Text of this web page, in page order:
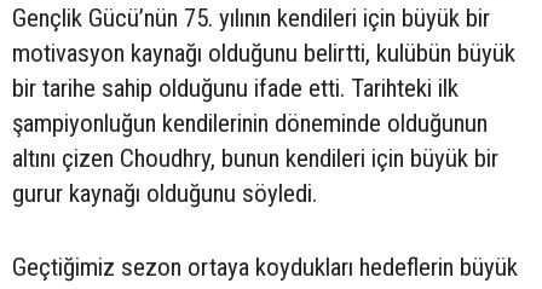
Gençlik Gücü’nün 75. yılının kendileri için büyük bir
motivasyon kaynağı olduğunu belirtti, kulübün büyük
bir tarihe sahip olduğunu ifade etti. Tarihteki ilk
şampiyonluğun kendilerinin döneminde olduğunun
altını çizen Choudhry, bunun kendileri için büyük bir
gurur kaynağı olduğunu söyledi.
Geçtiğimiz sezon ortaya koydukları hedeflerin büyük